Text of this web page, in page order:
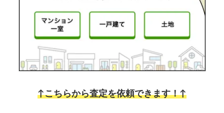
↑こちらから査定を依頼できます！↑